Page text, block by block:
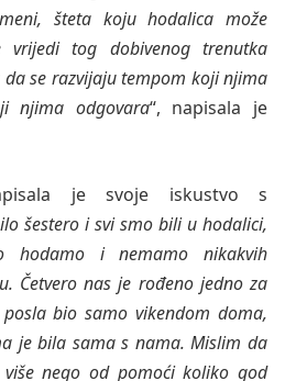
šteta koju hodalica može
vrijedi tog dobivenog trenutka
se razvijaju tempom koji njima
njima odgovara“, napisala je
je svoje iskustvo s
šestero i svi smo bili u hodalici,
hodamo i nemamo nikakvih
Četvero nas je rođeno jedno za
bio samo vikendom doma,
je bila sama s nama. Mislim da
nego od pomoći koliko god